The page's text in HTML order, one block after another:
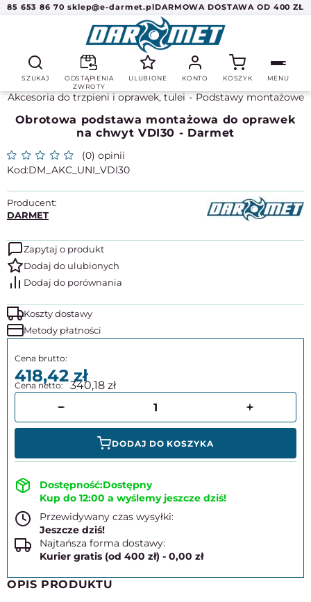
85 653 86 70 sklep@e-darmet.plDARMOWA DOSTAWA OD 400 ZŁ
SZUKAJ
ODSTĄPIENIA
ZWROTY
ULUBIONE KONTO KOSZYK MENU
Akcesoria do trzpieni i oprawek, tulei Podstawy montażowe
Obrotowa podstawa montażowa do oprawek
na chwyt VDI30 - Darmet
(0) opinii
DM_AKC_UNI_VDI30
Producent:
DARMET
Zapytaj o produkt
Koszty dostawy
Metody płatności
418,42340,18
DODAJ DO KOSZYKA
Dostępny
Kup do 12:00 a wyślemy jeszcze dziś!
Przewidywany czas wysyłki:
Jeszcze dziś!
Najtańsza forma dostawy:
Kurier gratis (od 400 zł) - 0,00 zł
OPIS PRODUKTU